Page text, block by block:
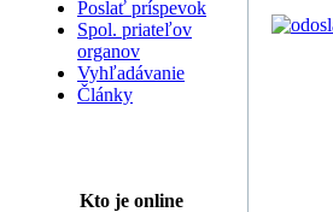
Poslať príspevok
Spol. priateľov
organov
Vyhľadávanie
Články
Kto je online